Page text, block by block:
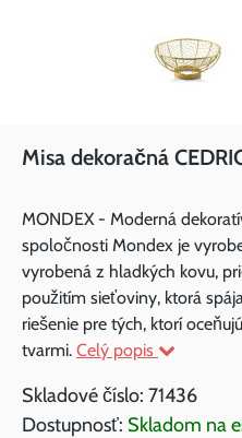
Misa dekoračná
MONDEX - Moderná
spoločnosti Mondex je
vyrobená z hladkých kovu,
použitím sieťoviny, ktorá
riešenie pre tých, ktorí
tvarmi. Celý popis
Skladové číslo: 71436
Dostupnosť: Skladom na